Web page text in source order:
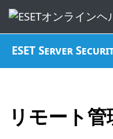
ESET Server
リモート管